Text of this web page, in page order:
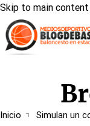
Skip to main content
Inicio